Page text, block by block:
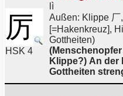
厉
HSK 4
lì
Außen: Klippe 厂
[=Hakenkreuz],
Gottheiten)
Klippe?) An der
Gottheiten